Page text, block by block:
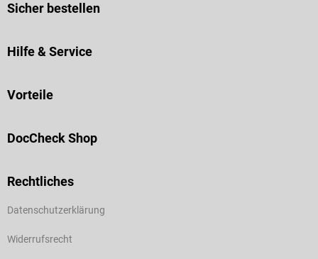
Sicher bestellen
Hilfe & Service
Vorteile
DocCheck Shop
Rechtliches
Datenschutzerklärung
Widerrufsrecht